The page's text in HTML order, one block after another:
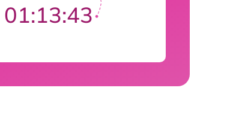
01:13:42